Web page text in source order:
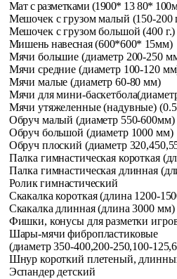
Мат с разметками (1900* 13 80*
Мешочек с грузом малый (150-200
Мешочек с грузом большой (400 г.)
Мишень навесная (600*600* 15мм)
Мячи большие (диаметр 200-250
Мячи средние (диаметр 100-120
Мячи малые (диаметр 60-80 мм)
Мячи для мини-
Мячи утяжеленные (надувные) (0.5
Обруч малый (диаметр 550-600мм)
Обруч большой (диаметр 1000 мм)
Обруч плоский (диаметр
Палка гимнастическая короткая
Палка гимнастическая длинная
Ролик гимнастический
Скакалка короткая (длина 1200-
Скакалка длинная (длина 3000 мм)
Фишки, конусы для разметки
Шары-мячи фибропластиковые
(диаметр 350-400,200-250,100-
Шнур короткий плетеный,
Эспандер детский